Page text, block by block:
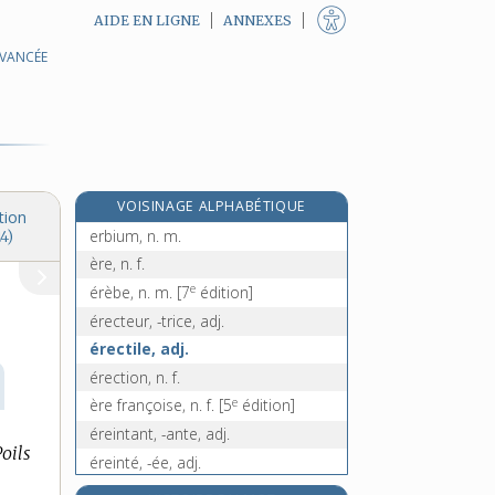
AIDE EN LIGNE ANNEXES
VOISINAGE ALPHABÉTIQUE
erbine, n. f.
erbium, n. m.
ère, n. f.
érèbe, n. m. [7e édition]
érecteur, -trice, adj.
érectile, adj.
érection, n. f.
ère françoise, n. f. [5e édition]
éreintant, -ante, adj.
éreinté, -ée, adj.
éreintement, n. m.